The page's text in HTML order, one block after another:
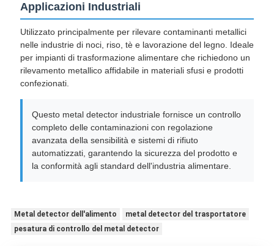
Applicazioni Industriali
Utilizzato principalmente per rilevare contaminanti metallici
nelle industrie di noci, riso, tè e lavorazione del legno. Ideale
per impianti di trasformazione alimentare che richiedono un
rilevamento metallico affidabile in materiali sfusi e prodotti
confezionati.
Questo metal detector industriale fornisce un controllo
completo delle contaminazioni con regolazione
avanzata della sensibilità e sistemi di rifiuto
automatizzati, garantendo la sicurezza del prodotto e
la conformità agli standard dell'industria alimentare.
Metal detector dell'alimento
metal detector del trasportatore
pesatura di controllo del metal detector